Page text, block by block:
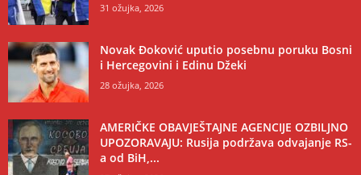
31 ožujka, 2026
Novak Đoković uputio posebnu poruku Bosni
i Hercegovini i Edinu Džeki
28 ožujka, 2026
AMERIČKE OBAVJEŠTAJNE AGENCIJE OZBILJNO
UPOZORAVAJU: Rusija podržava odvajanje RS-
a od BiH,...